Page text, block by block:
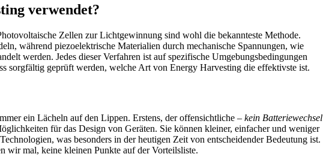
verwendet?
Zellen zur Lichtgewinnung sind wohl die bekannteste Methode.
während piezoelektrische Materialien durch mechanische Spannungen, wie
werden. Jedes dieser Verfahren ist auf spezifische Umgebungsbedingungen
sorgfältig geprüft werden, welche Art von Energy Harvesting die effektivste ist.
ein Lächeln auf den Lippen. Erstens, der offensichtliche – kein Batteriewechsel
für das Design von Geräten. Sie können kleiner, einfacher und weniger
was besonders in der heutigen Zeit von entscheidender Bedeutung ist.
wir mal, keine kleinen Punkte auf der Vorteilsliste.